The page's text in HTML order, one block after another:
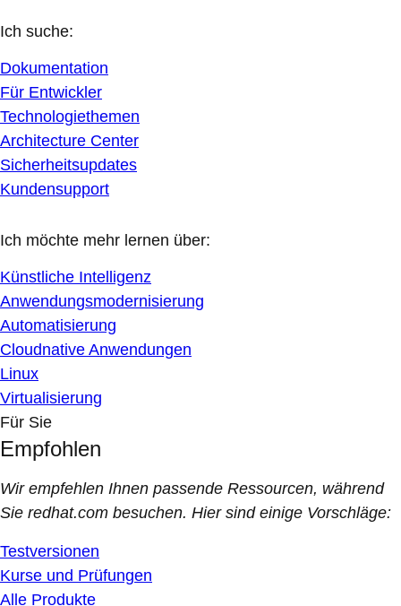
Ich suche:
Dokumentation
Für Entwickler
Technologiethemen
Architecture Center
Sicherheitsupdates
Kundensupport
Ich möchte mehr lernen über:
Künstliche Intelligenz
Anwendungsmodernisierung
Automatisierung
Cloudnative Anwendungen
Linux
Virtualisierung
Für Sie
Empfohlen
Wir empfehlen Ihnen passende Ressourcen, während
Sie redhat.com besuchen. Hier sind einige Vorschläge:
Testversionen
Kurse und Prüfungen
Alle Produkte